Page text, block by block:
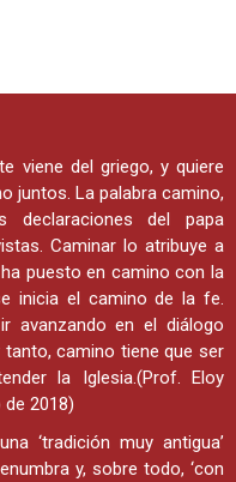
viene del griego, y quiere
juntos. La palabra camino,
declaraciones del papa
Caminar lo atribuye a
puesto en camino con la
inicia el camino de la fe.
avanzando en el diálogo
camino tiene que ser
la Iglesia.(Prof. Eloy
2018)
‘tradición muy antigua’
y, sobre todo, ‘con